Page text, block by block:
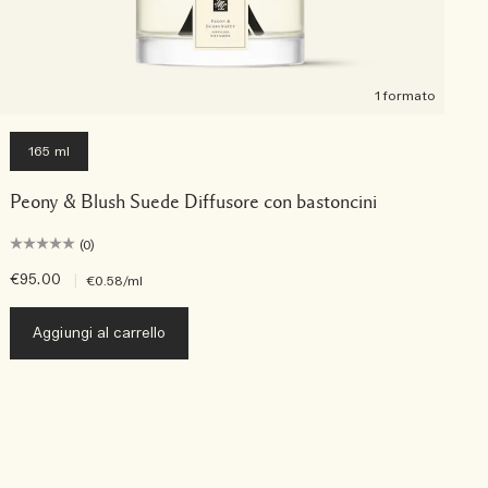
1 formato
165 ml
Peony & Blush Suede Diffusore con bastoncini
(0)
€95.00 €0.58/ml
Aggiungi al carrello